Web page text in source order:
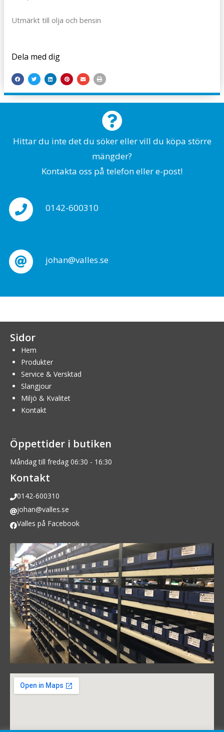
Utmärkt till olja och bensin
Dela med dig
Hittar du inte det du söker eller vill du köpa större
mängder?
Kontakta oss på telefon eller e-post!
0142-600310
johan@valles.se
Sidor
Hem
Produkter
Service & Versktad
Slangjour
Miljö & Kvalitet
Kontakt
Öppettider i butiken
Måndag till fredag 06:30 - 16:30
Kontakt
0142-600310
johan@valles.se
Valles på Facebook